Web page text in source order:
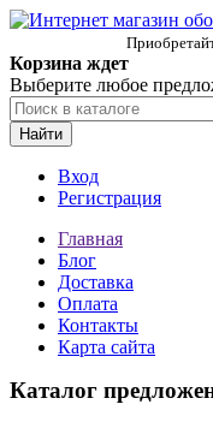
Корзина ждет
Выберите любое
Найти
Вход
Регистрация
Главная
Блог
Доставка
Оплата
Контакты
Карта сайта
Каталог